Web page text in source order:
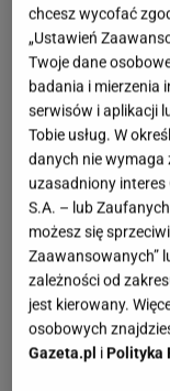
chcesz wycofać
„Ustawień
Twoje dane
badania i mierzenia
serwisów i aplikacji
Tobie usług. W
danych nie wymaga
uzasadniony interes
S.A. – lub
możesz się
Zaawansowanych”
zależności od
jest kierowany.
osobowych
Gazeta.pl iPolityka